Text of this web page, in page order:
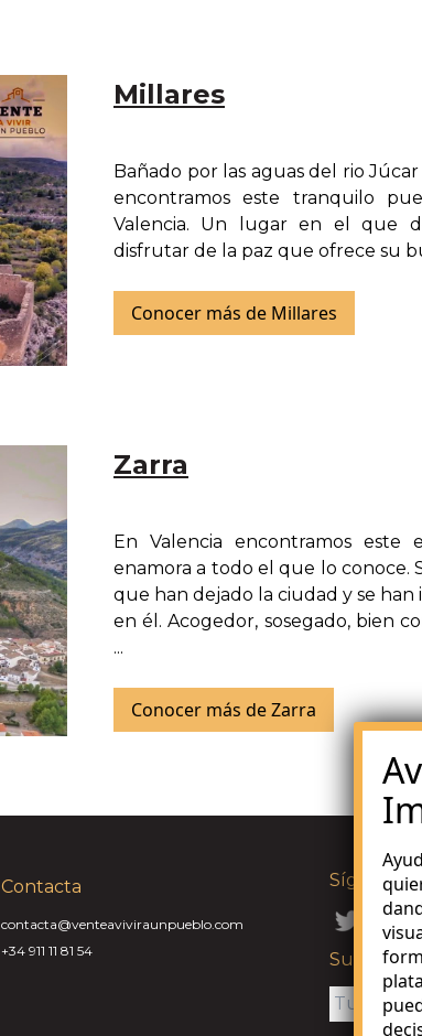
Millares
Bañado por las aguas del rio
encontramos este tranquilo
Valencia. Un lugar en el que
disfrutar de la paz que ofrece su
Conocer más de Millares
Zarra
En Valencia encontramos este
enamora a todo el que lo conoce.
que han dejado la ciudad y se
en él. Acogedor, sosegado, bien
...
Conocer más de Zarra
Contacta
contacta@venteaviviraunpueblo.com
+34 911 11 81 54
Síguenos